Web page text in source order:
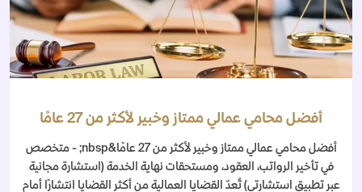
أفضل محامي عمالي ممتاز وخبير لأكثر من 27 عامًا
أفضل محامي عمالي ممتاز وخبير لأكثر من 27 عامًا&nbsp; - متخصص
في تأخير الرواتب، العقود، ومستحقات نهاية الخدمة (استشارة مجانية
عبر تطبيق استشارتي) تُعدّ القضايا العمالية من أكثر القضايا انتشارًا أمام